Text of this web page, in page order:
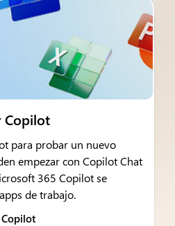
Copilot
para probar un nuevo
empezar con Copilot Chat
365 Copilot se
de trabajo.